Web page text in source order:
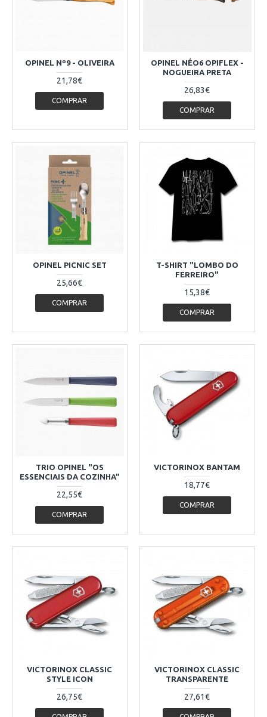
OPINEL Nº9 - OLIVEIRA
21,78€
COMPRAR
OPINEL NÉO6 OPIFLEX -
NOGUEIRA PRETA
26,83€
COMPRAR
OPINEL PICNIC SET
25,66€
COMPRAR
T-SHIRT "LOMBO DO
FERREIRO"
15,38€
COMPRAR
TRIO OPINEL "OS
ESSENCIAIS DA COZINHA"
22,55€
COMPRAR
VICTORINOX BANTAM
18,77€
COMPRAR
VICTORINOX CLASSIC
STYLE ICON
26,75€
VICTORINOX CLASSIC
TRANSPARENTE
27,61€